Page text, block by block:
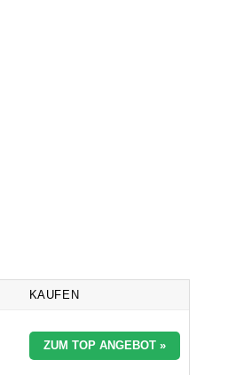
KAUFEN
ZUM TOP ANGEBOT »